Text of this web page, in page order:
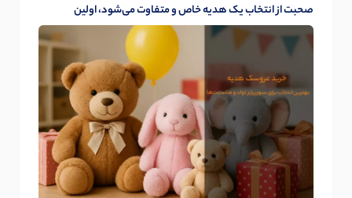
صحبت از انتخاب یک هدیه خاص و متفاوت می‌شود، اولین